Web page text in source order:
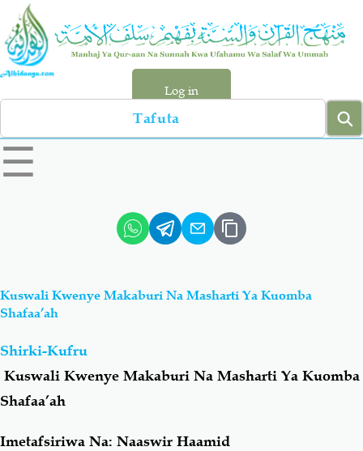
Skip
main
content
Log in
Search
left
sidebar
☰
Hadiyth
Aqiydah
Shirki & Kufru
Salaf Wa Ummah
Kuswali Kwenye Makaburi Na Masharti Ya Kuomba
Shafaa’ah
Shirki-Kufru
Kuswali Kwenye Makaburi Na Masharti Ya Kuomba
Shafaa’ah
Imetafsiriwa Na: Naaswir Haamid